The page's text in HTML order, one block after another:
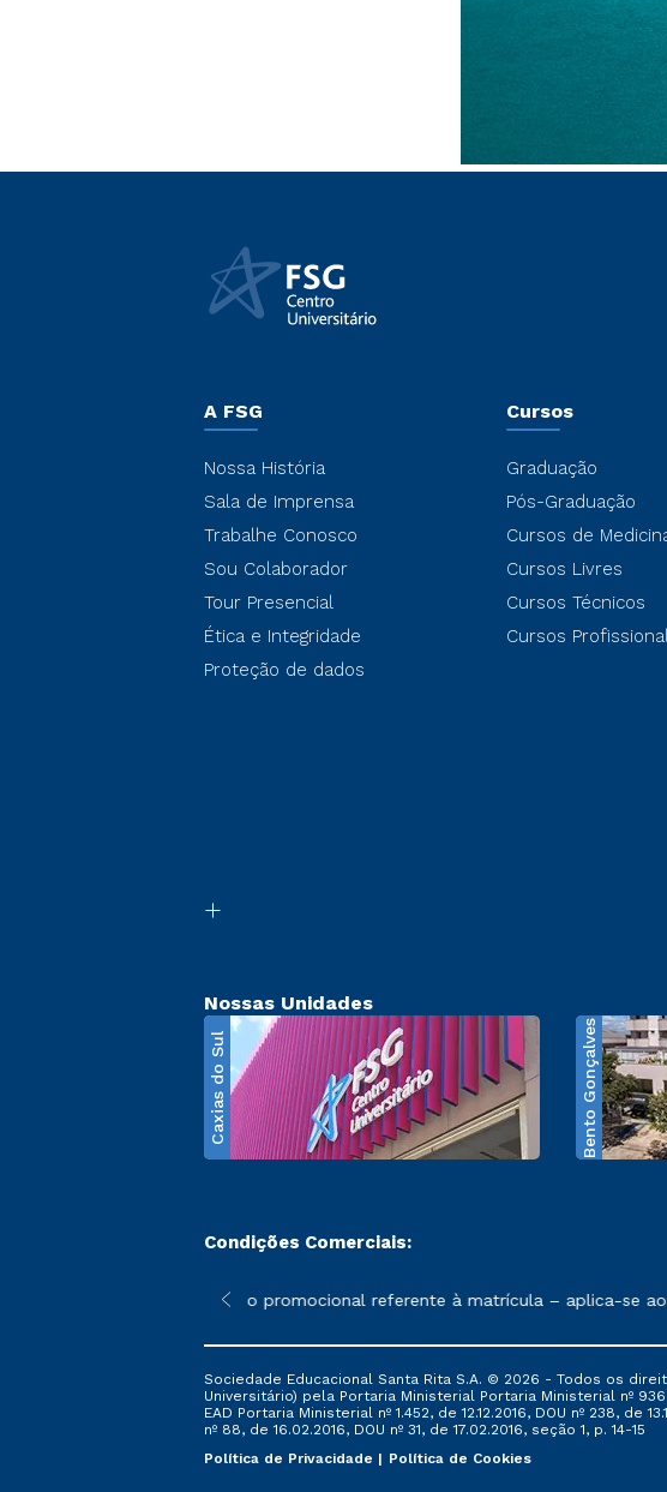
A FSG
Nossa História
Sala de Imprensa
Trabalhe Conosco
Sou Colaborador
Tour Presencial
Ética e Integridade
Proteção de dados
Cursos
Graduação
Pós-Graduação
Cursos de
Cursos Livres
Cursos Técnicos
Cursos
Nossas Unidades
Caxias do Sul Bento Gonçalves
Condições Comerciais:
sofrer alterações nos períodos de rematrícula conforme exposto no
*A condição promocional referente à matrícula – aplica-se aos
Sociedade Educacional Santa Rita S.A. © 2026 - Todos os
Universitário) pela Portaria Ministerial Portaria Ministerial nº
EAD Portaria Ministerial nº 1.452, de 12.12.2016, DOU nº 238,
nº 88, de 16.02.2016, DOU nº 31, de 17.02.2016, seção 1, p. 14-15
Política de Privacidade
Política de Cookies